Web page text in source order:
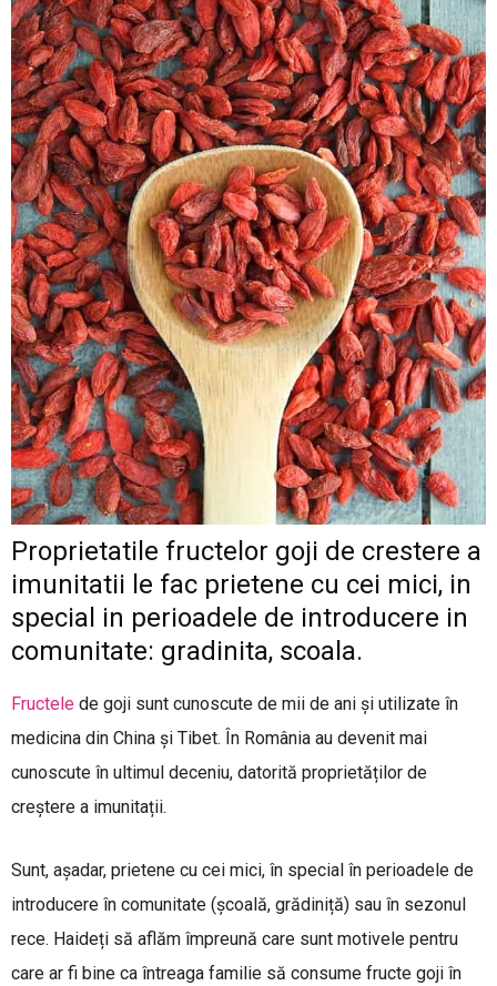
Proprietatile fructelor goji de crestere a
imunitatii le fac prietene cu cei mici, in
special in perioadele de introducere in
comunitate: gradinita, scoala.
Fructele de goji sunt cunoscute de mii de ani și utilizate în
medicina din China și Tibet. În România au devenit mai
cunoscute în ultimul deceniu, datorită proprietăților de
creștere a imunitații.
Sunt, așadar, prietene cu cei mici, în special în perioadele de
introducere în comunitate (școală, grădiniță) sau în sezonul
rece. Haideți să aflăm împreună care sunt motivele pentru
care ar fi bine ca întreaga familie să consume fructe goji în